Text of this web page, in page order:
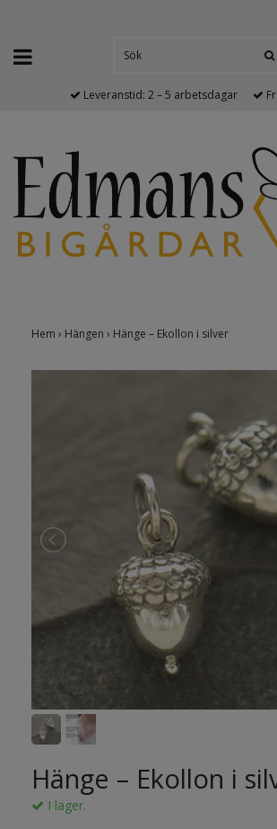
Leveranstid: 2 – 5 arbetsdagar
Hem › Hängen › Hänge – Ekollon i silver
Hänge – Ekollon i
I lager.